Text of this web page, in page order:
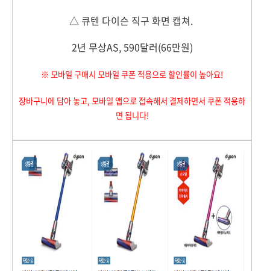
△ 큐텐 다이슨 직구 화면 캡쳐.
2년 무상AS, 590달러(66만원)
※ 모바일 구매시 모바일 쿠폰 적용으로 할인률이 높아요!
장바구니에 담아 놓고, 모바일 앱으로 접속해서 결제하면서 쿠폰 적용하
면 됩니다!